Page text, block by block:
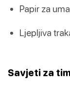
Papir za
Ljepljiva
Savjeti za